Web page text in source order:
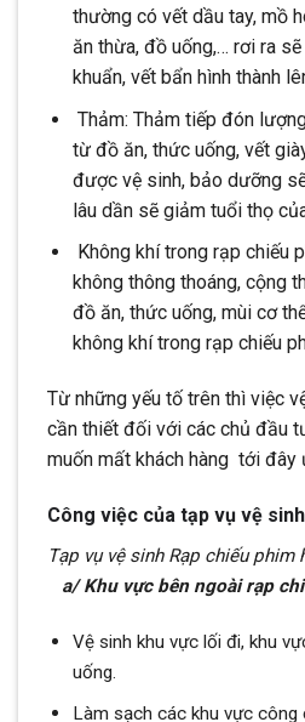
thường có vết dầu tay, mồ
ăn thừa, đồ uống,… rơi ra
khuẩn, vết bẩn hình thành
Thảm: Thảm tiếp đón
từ đồ ăn, thức uống, vết
được vệ sinh, bảo dưỡng
lâu dần sẽ giảm tuổi thọ
Không khí trong rạp chiếu
không thông thoáng, cộng
đồ ăn, thức uống, mùi cơ
không khí trong rạp chiếu
Từ những yếu tố trên thì việc
cần thiết đối với các chủ đầu
muốn mất khách hàng tới đây
Công việc của tạp vụ vệ
Tạp vụ vệ sinh Rạp chiếu phim
a/ Khu vực bên ngoài rạp
Vệ sinh khu vực lối đi, khu
uống.
Làm sạch các khu vực công